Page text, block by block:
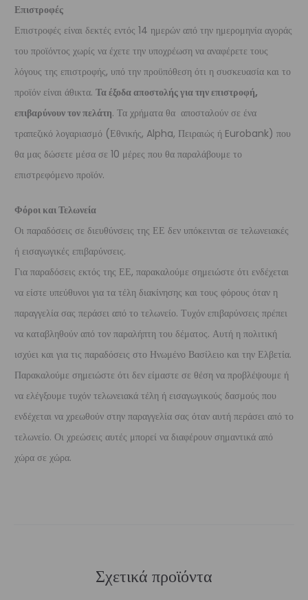
Επιστροφές
Επιστροφές είναι δεκτές εντός 14 ημερών από την ημερομηνία αγοράς
του προϊόντος χωρίς να έχετε την υποχρέωση να αναφέρετε τους
λόγους της επιστροφής, υπό την προϋπόθεση ότι η συσκευασία και το
προϊόν είναι άθικτα. Τα έξοδα αποστολής για την επιστροφή,
επιβαρύνουν τον πελάτη. Τα χρήματα θα αποσταλούν σε ένα
τραπεζικό λογαριασμό (Εθνικής, Alpha, Πειραιώς ή Eurobank) που
θα μας δώσετε μέσα σε 10 μέρες που θα παραλάβουμε το
επιστρεφόμενο προϊόν.
Φόροι και Τελωνεία
Οι παραδόσεις σε διευθύνσεις της ΕΕ δεν υπόκεινται σε τελωνειακές
ή εισαγωγικές επιβαρύνσεις.
Για παραδόσεις εκτός της ΕΕ, παρακαλούμε σημειώστε ότι ενδέχεται
να είστε υπεύθυνοι για τα τέλη διακίνησης και τους φόρους όταν η
παραγγελία σας περάσει από το τελωνείο. Τυχόν επιβαρύνσεις πρέπει
να καταβληθούν από τον παραλήπτη του δέματος. Αυτή η πολιτική
ισχύει και για τις παραδόσεις στο Ηνωμένο Βασίλειο και την Ελβετία.
Παρακαλούμε σημειώστε ότι δεν είμαστε σε θέση να προβλέψουμε ή
να ελέγξουμε τυχόν τελωνειακά τέλη ή εισαγωγικούς δασμούς που
ενδέχεται να χρεωθούν στην παραγγελία σας όταν αυτή περάσει από το
τελωνείο. Οι χρεώσεις αυτές μπορεί να διαφέρουν σημαντικά από
χώρα σε χώρα.
Σχετικά προϊόντα